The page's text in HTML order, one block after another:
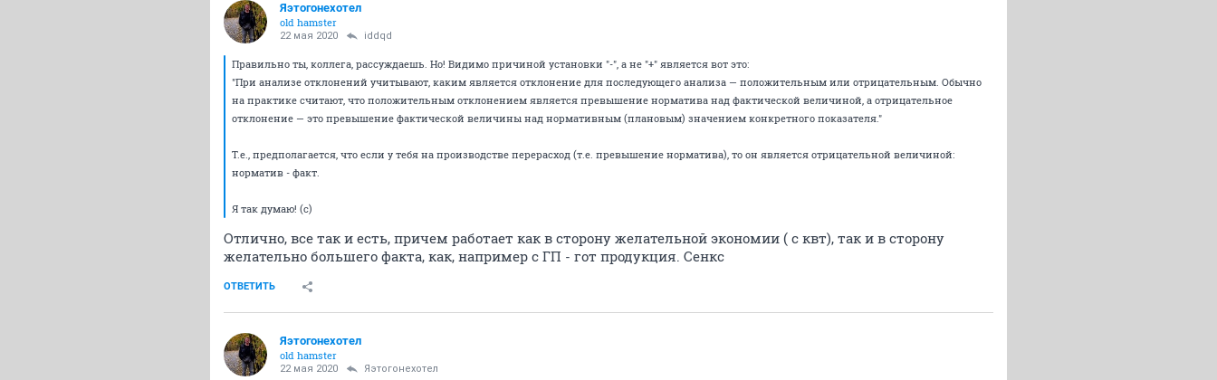
Яэтогонехотел
old hamster
22 мая 2020 iddqd
Правильно ты, коллега, рассуждаешь. Но! Видимо причиной установки "-", а не "+" является вот это:
"При анализе отклонений учитывают, каким является отклонение для последующего анализа — положительным или отрицательным. Обычно
на практике считают, что положительным отклонением является превышение норматива над фактической величиной, а отрицательное
отклонение — это превышение фактической величины над нормативным (плановым) значением конкретного показателя."
Т.е., предполагается, что если у тебя на производстве перерасход (т.е. превышение норматива), то он является отрицательной величиной:
норматив - факт.
Я так думаю! (с)
Отлично, все так и есть, причем работает как в сторону желательной экономии ( с квт), так и в сторону
желательно большего факта, как, например с ГП - гот продукция. Сенкс
ОТВЕТИТЬ
Яэтогонехотел
old hamster
22 мая 2020 Яэтогонехотел